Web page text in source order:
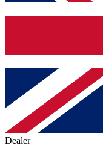
Dealer